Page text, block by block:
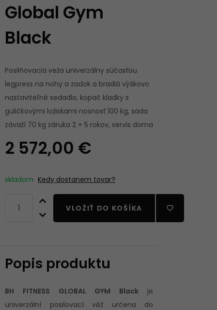
Global Gym
Black
Posilňovacia veža univerzálny súčasťou
legpress na nohy a zadok a bradlá výškovo
nastaviteľné sedadlo, kopač kladky s
guličkovými ložiskami nosnosť 100 kg, sada
závaží 70 kg záruka 2 + 5 rokov, servis doma
2 572,00 €
skladom Kedy dostanem tovar?
VLOŽIŤ DO KOŠÍKA
Popis produktu
BH FITNESS GLOBAL GYM Black je
univerzální posilovací věž určena do